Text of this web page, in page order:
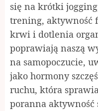
się na krótki
trening, aktywność
krwi i dotlenia
poprawiają naszą
na samopoczucie,
jako hormony
ruchu, która
poranna aktywność